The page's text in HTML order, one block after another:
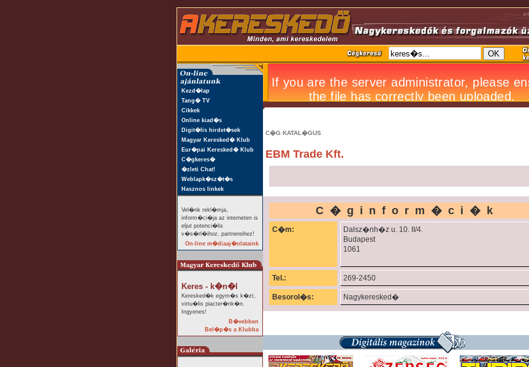
Kezd�lap
Tang� TV
Cikkek
Online kiad�s
Digit�lis hirdet�sek
Magyar Keresked� Klub
Eur�pai Keresked� Klub
C�gkeres�
�zleti Chat!
Weblapk�sz�t�s
Hasznos linkek
Vel�nk rekl�mja,
inform�ci�ja az interneten is
eljut potenci�lis
v�s�rl�ihoz, partnereihez!
On-line m�diaaj�nlataink
Keres - k�n�l
Keresked�k egym�s k�zt,
virtu�lis piacter�nk�n.
Ingyenes!
B�vebben
Bel�p�s a Klubba
C�G KATAL�GUS
EBM Trade Kft.
C�ginform�ci�k
C�m:
Dalsz�nh�z u. 10. II/4.
Budapest
1061
Tel.: 269-2450
Besorol�s: Nagykeresked�